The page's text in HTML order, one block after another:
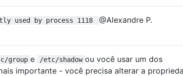
used by process 1118 @Alexandre P.
group e /etc/shadow ou você usar um dos
importante - você precisa alterar a